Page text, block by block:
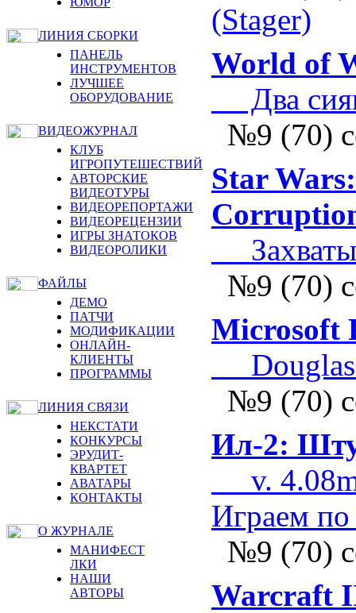
ЛИНИЯ СБОРКИ
ПАНЕЛЬ
ИНСТРУМЕНТОВ
ЛУЧШЕЕ
ОБОРУДОВАНИЕ
ВИДЕОЖУРНАЛ
КЛУБ
ИГРОПУТЕШЕСТВИЙ
АВТОРСКИЕ
ВИДЕОТУРЫ
ВИДЕОРЕПОРТАЖИ
ВИДЕОРЕЦЕНЗИИ
ИГРЫ ЗНАТОКОВ
ВИДЕОРОЛИКИ
ФАЙЛЫ
ДЕМО
ПАТЧИ
МОДИФИКАЦИИ
ОНЛАЙН-
КЛИЕНТЫ
ПРОГРАММЫ
ЛИНИЯ СВЯЗИ
НЕКСТАТИ
КОНКУРСЫ
ЭРУДИТ-
КВАРТЕТ
АВАТАРЫ
КОНТАКТЫ
О ЖУРНАЛЕ
МАНИФЕСТ
ЛКИ
НАШИ
АВТОРЫ
(Stager)
World of
Два
№9 (70)
Star
№9 (70)
Microsoft
Douglas
№9 (70)
Ил-2:
v.
Играем
№9 (70)
Warcraft